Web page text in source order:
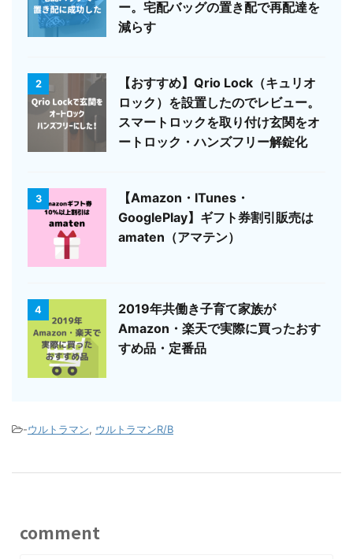
ー。宅配バッグの置き配で再配達を
減らす
2
【おすすめ】Qrio Lock（キュリオ
ロック）を設置したのでレビュー。
スマートロックを取り付け玄関をオ
ートロック・ハンズフリー解錠化
3
【Amazon・ITunes・
GooglePlay】ギフト券割引販売は
amaten（アマテン）
4
2019年共働き子育て家族が
Amazon・楽天で実際に買ったおす
すめ品・定番品
-ウルトラマン, ウルトラマンR/B
comment